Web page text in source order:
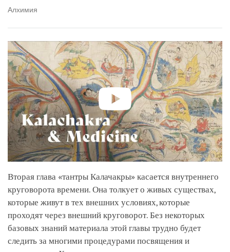
Алхимия
Вторая глава «тантры Калачакры» касается внутреннего
круговорота времени. Она толкует о живых существах,
которые живут в тех внешних условиях, которые
проходят через внешний круговорот. Без некоторых
базовых знаний материала этой главы трудно будет
следить за многими процедурами посвящения и